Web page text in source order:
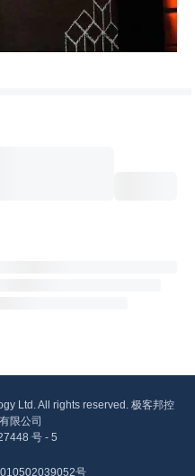
Ltd. All rights reserved. 极客邦控
限公司
号 - 5
号